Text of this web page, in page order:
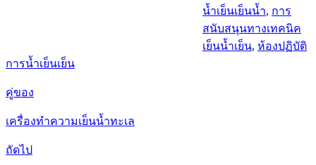
น้ำเย็นเย็นน้ำ, การ
สนับสนุนทางเทคนิค
เย็นน้ำเย็น, ห้องปฏิบัติ
การน้ำเย็นเย็น
คู่ของ
เครื่องทำความเย็นน้ำทะเล
ถัดไป